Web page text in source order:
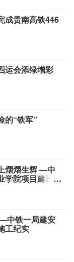
成贵南高铁446
运会添绿增彩
的“铁军”
熠熠生辉 —中
学院项目建设纪
中铁一局建安
工纪实